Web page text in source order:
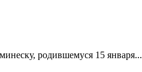
родившемуся 15 января...